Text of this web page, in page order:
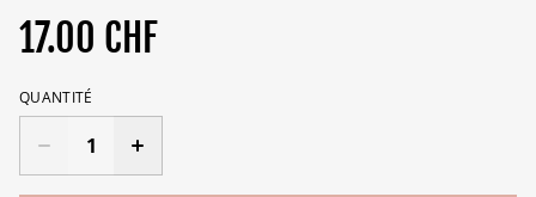
17.00 CHF
QUANTITÉ